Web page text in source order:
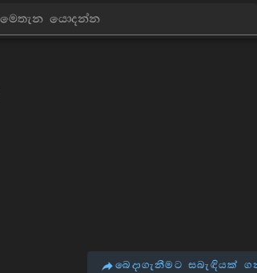
බෙදාගැනීමට සබැඳියක්